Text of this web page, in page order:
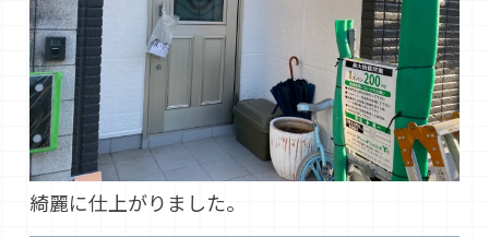
綺麗に仕上がりました。